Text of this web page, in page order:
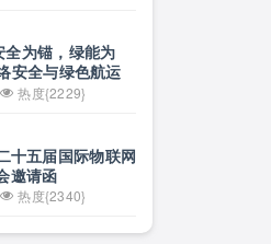
全为锚，绿能为
安全与绿色航运
ArtiMaritime
热度{2229}
十五届国际物联网
邀请函
热度{2340}